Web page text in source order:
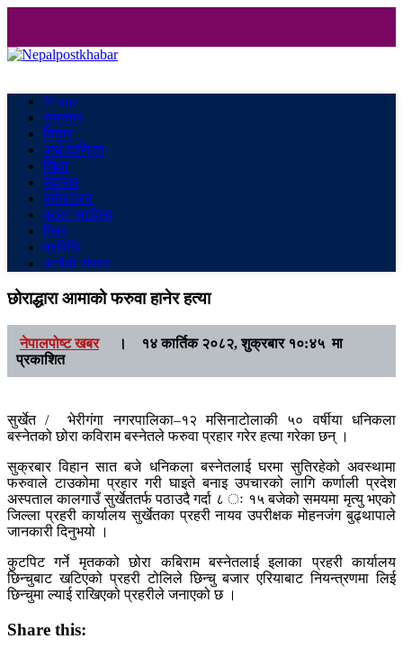
Home
समाचार
विचार
अर्थ/वाणिज्य
शिक्षा
स्वास्थ
मनाेरञ्जन
कला/ साहित्य
विश्व
प्रविधि
अनौठो संसार
छोराद्धारा आमाको फरुवा हानेर हत्या
नेपालपोष्ट खबर।
१४ कार्तिक २०८२, शुक्रबार १०:४५ मा
प्रकाशित
सुर्खेत / भेरीगंगा नगरपालिका–१२ मसिनाटोलाकी ५० वर्षीया धनिकला
बस्नेतको छोरा कविराम बस्नेतले फरुवा प्रहार गरेर हत्या गरेका छन् ।
सुक्रबार विहान सात बजे धनिकला बस्नेतलाई घरमा सुतिरहेको अवस्थामा
फरुवाले टाउकोमा प्रहार गरी घाइते बनाइ उपचारको लागि कर्णाली प्रदेश
अस्पताल कालगाउँ सुर्खेततर्फ पठाउदै गर्दा ८ ः १५ बजेको समयमा मृत्यु भएको
जिल्ला प्रहरी कार्यालय सुर्खेतका प्रहरी नायव उपरीक्षक मोहनजंग बुढ्थापाले
जानकारी दिनुभयो ।
कुटपिट गर्ने मृतकको छोरा कबिराम बस्नेतलाई इलाका प्रहरी कार्यालय
छिन्चुबाट खटिएको प्रहरी टोलिले छिन्चु बजार एरियाबाट नियन्त्रणमा लिई
छिन्चुमा ल्याई राखिएको प्रहरीले जनाएको छ ।
Share this: